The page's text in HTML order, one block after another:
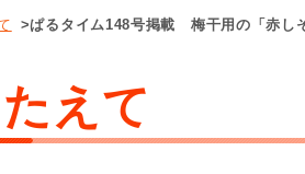
>ぱるタイム148号掲載 梅干用の「赤し
えて